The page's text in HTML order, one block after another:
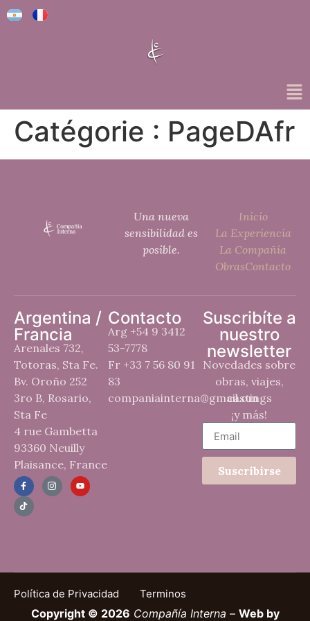
Catégorie : PageDAfr
Una nueva
sensibilidad es
posible.
Inicio
La Experiencia
La Compañía
ObrasContacto
Argentina /
Francia
Arenales 732,
Totoras, Sta Fe.
Bv. Oroño 252
3ro B, Rosario,
Sta Fe
4 rue Gambetta
93360 Neuilly
Plaisance, France
Contacto
Arg +54 9 3412
53-7778
Fr +33 7 56 80 91
83
companiainterna@gmail.om
Suscribíte a
nuestro
newsletter
Novedades sobre
obras, viajes,
castings
¡y más!
Suscribirse
Copyright © 2026 Compañía Interna – Web by
Política de Privacidad Terminos